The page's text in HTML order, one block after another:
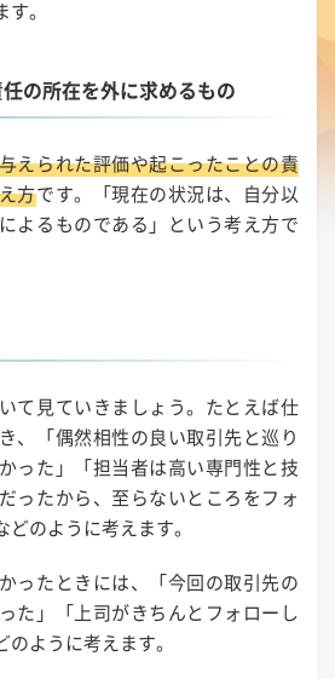
。
任の所在を外に求めるもの
与えられた評価や起こったことの責
方です。「現在の状況は、自分以
よるものである」という考え方で
て見ていきましょう。たとえば仕
、「偶然相性の良い取引先と巡り
った」「担当者は高い専門性と技
ったから、至らないところをフォ
のように考えます。
ったときには、「今回の取引先の
た」「上司がきちんとフォローし
ように考えます。